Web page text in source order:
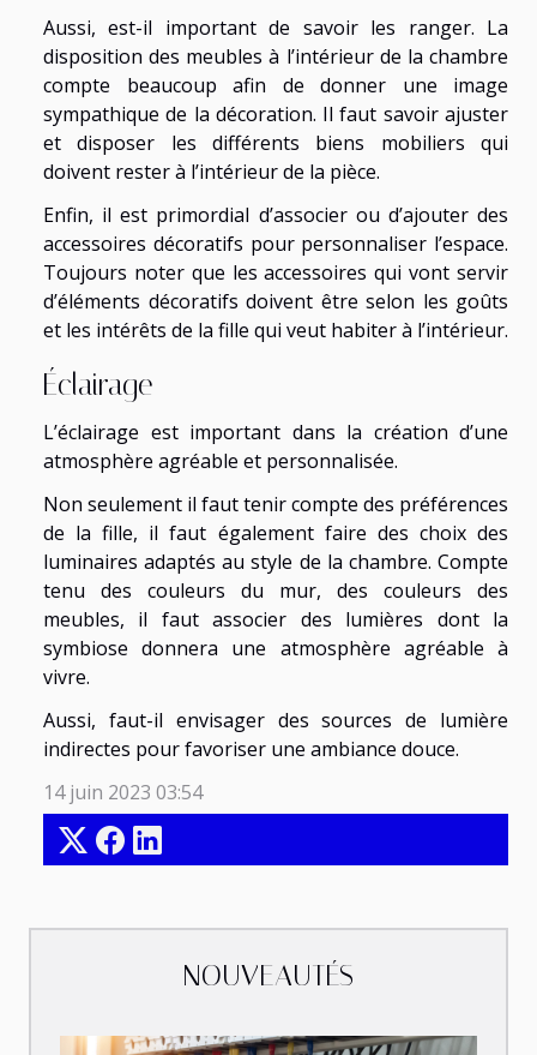
NOUVEAUTÉS
Aussi, est-il important de savoir les ranger. La
disposition des meubles à l’intérieur de la chambre
compte beaucoup afin de donner une image
sympathique de la décoration. Il faut savoir ajuster
et disposer les différents biens mobiliers qui
doivent rester à l’intérieur de la pièce.
Enfin, il est primordial d’associer ou d’ajouter des
accessoires décoratifs pour personnaliser l’espace.
Toujours noter que les accessoires qui vont servir
d’éléments décoratifs doivent être selon les goûts
et les intérêts de la fille qui veut habiter à l’intérieur.
Éclairage
L’éclairage est important dans la création d’une
atmosphère agréable et personnalisée.
Non seulement il faut tenir compte des préférences
de la fille, il faut également faire des choix des
luminaires adaptés au style de la chambre. Compte
tenu des couleurs du mur, des couleurs des
meubles, il faut associer des lumières dont la
symbiose donnera une atmosphère agréable à
vivre.
Aussi, faut-il envisager des sources de lumière
indirectes pour favoriser une ambiance douce.
14 juin 2023 03:54